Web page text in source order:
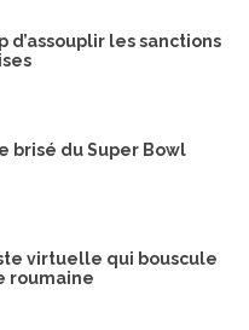
d’assouplir les sanctions
brisé du Super Bowl
virtuelle qui bouscule
roumaine